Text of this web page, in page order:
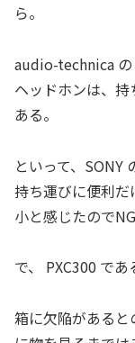
ら。
audio-technica の
ヘッドホンは、
ある。
といって、SONY
持ち運びに便利
小と感じたのでNG
で、 PXC300 であ
箱に欠陥がある